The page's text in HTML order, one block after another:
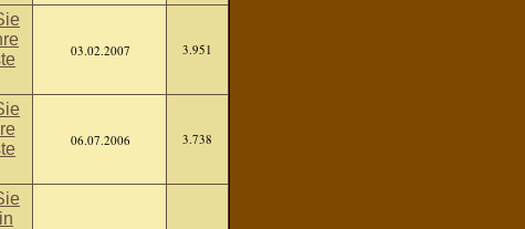
03.02.2007 3.951
06.07.2006 3.738